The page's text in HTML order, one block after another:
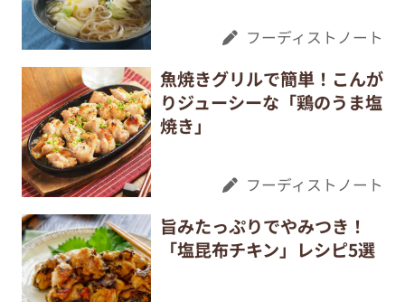
フーディストノート
魚焼きグリルで簡単！こんが
りジューシーな「鶏のうま塩
焼き」
フーディストノート
旨みたっぷりでやみつき！
「塩昆布チキン」レシピ5選